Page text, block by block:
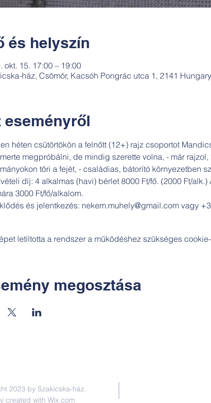
és helyszín
okt. 15. 17:00 – 19:00
ház, Csömör, Kacsóh Pongrác utca 1, 2141 Hungary
eseményről
héten csütörtökön a felnőtt (12+) rajz csoportot
megpróbálni, de mindig szerette volna, - már
töri a fejét, - családias, bátorító környezetben
díj: 4 alkalmas (havi) bérlet 8000 Ft/fő. (2000 Ft/
3000 Ft/fő/alkalom.
és jelentkezés: nekem.muhely@gmail.com vagy
letiltotta a rendszer a működéshez szükséges
megosztása
2023 by Szakicska-ház.
created with Wix.com